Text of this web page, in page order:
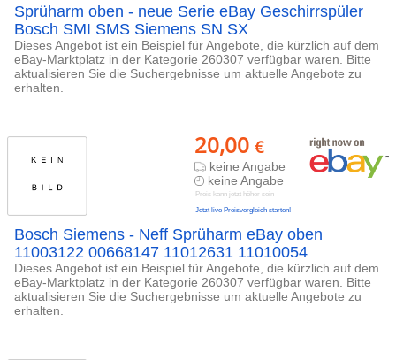
Sprüharm oben - neue Serie eBay Geschirrspüler
Bosch SMI SMS Siemens SN SX
Dieses Angebot ist ein Beispiel für Angebote, die kürzlich auf dem
eBay-Marktplatz in der Kategorie 260307 verfügbar waren. Bitte
aktualisieren Sie die Suchergebnisse um aktuelle Angebote zu
erhalten.
20,00 €
keine Angabe
keine Angabe
Preis kann jetzt höher sein
Jetzt live Preisvergleich starten!
Bosch Siemens - Neff Sprüharm eBay oben
11003122 00668147 11012631 11010054
Dieses Angebot ist ein Beispiel für Angebote, die kürzlich auf dem
eBay-Marktplatz in der Kategorie 260307 verfügbar waren. Bitte
aktualisieren Sie die Suchergebnisse um aktuelle Angebote zu
erhalten.